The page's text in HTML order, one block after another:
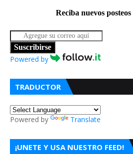
Reciba nuevos
Suscribirse
Powered by
TRADUCTOR
Powered by Translate
¡UNETE Y USA NUESTRO FEED!